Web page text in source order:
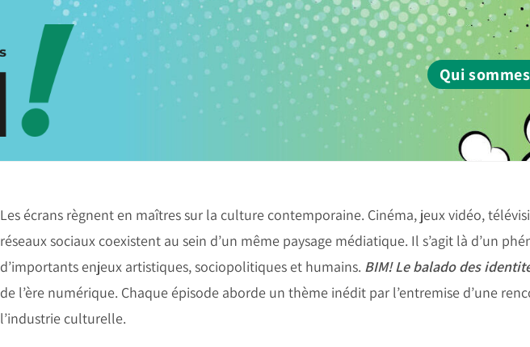
Qui
Les écrans règnent en maîtres sur la culture contemporaine. Cinéma, jeux vidéo,
réseaux sociaux coexistent au sein d’un même paysage médiatique. Il s’agit là d’un
d’importants enjeux artistiques, sociopolitiques et humains. BIM! Le balado des
de l’ère numérique. Chaque épisode aborde un thème inédit par l’entremise d’une
l’industrie culturelle.